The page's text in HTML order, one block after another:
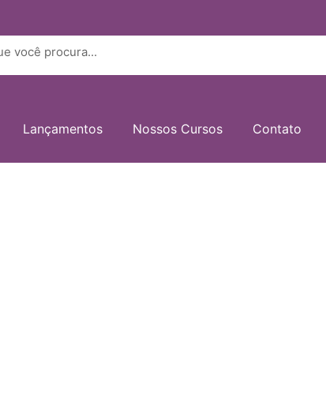
Lançamentos Nossos Cursos Contato
e-